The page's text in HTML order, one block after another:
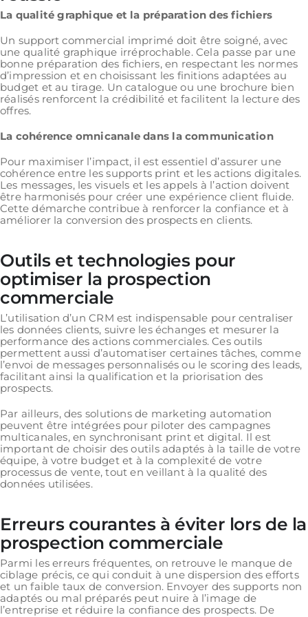
La qualité graphique et la préparation des fichiers
Un support commercial imprimé doit être soigné, avec
une qualité graphique irréprochable. Cela passe par une
bonne préparation des fichiers, en respectant les normes
d’impression et en choisissant les finitions adaptées au
budget et au tirage. Un catalogue ou une brochure bien
réalisés renforcent la crédibilité et facilitent la lecture des
offres.
La cohérence omnicanale dans la communication
Pour maximiser l’impact, il est essentiel d’assurer une
cohérence entre les supports print et les actions digitales.
Les messages, les visuels et les appels à l’action doivent
être harmonisés pour créer une expérience client fluide.
Cette démarche contribue à renforcer la confiance et à
améliorer la conversion des prospects en clients.
Outils et technologies pour
optimiser la prospection
commerciale
L’utilisation d’un CRM est indispensable pour centraliser
les données clients, suivre les échanges et mesurer la
performance des actions commerciales. Ces outils
permettent aussi d’automatiser certaines tâches, comme
l’envoi de messages personnalisés ou le scoring des leads,
facilitant ainsi la qualification et la priorisation des
prospects.
Par ailleurs, des solutions de marketing automation
peuvent être intégrées pour piloter des campagnes
multicanales, en synchronisant print et digital. Il est
important de choisir des outils adaptés à la taille de votre
équipe, à votre budget et à la complexité de votre
processus de vente, tout en veillant à la qualité des
données utilisées.
Erreurs courantes à éviter lors de la
prospection commerciale
Parmi les erreurs fréquentes, on retrouve le manque de
ciblage précis, ce qui conduit à une dispersion des efforts
et un faible taux de conversion. Envoyer des supports non
adaptés ou mal préparés peut nuire à l’image de
l’entreprise et réduire la confiance des prospects. De